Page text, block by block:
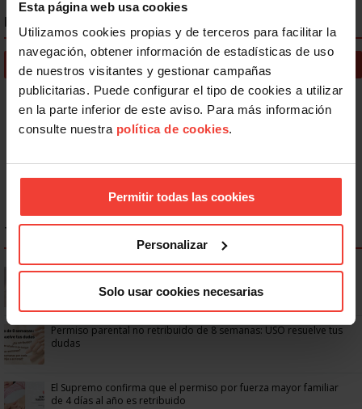
Esta página web usa cookies
Utilizamos cookies propias y de terceros para facilitar la
navegación, obtener información de estadísticas de uso
de nuestros visitantes y gestionar campañas
publicitarias. Puede configurar el tipo de cookies a utilizar
en la parte inferior de este aviso. Para más información
consulte nuestra política de cookies.
Permitir todas las cookies
Personalizar
Solo usar cookies necesarias
IGUALDAD
Noticias Igualdad
Área de Igualdad
Documentos Igualdad
Revista USO Joven
Igualdad y conciliación – #USOTeInforma
TOP NOTICIAS IGUALDAD
¿Cómo pedir las semanas adicionales del permiso de
maternidad/paternidad?
Permiso parental no retribuido de 8 semanas: USO resuelve tus
dudas
El Supremo confirma que el permiso por fuerza mayor familiar
de 4 días al año es retribuido